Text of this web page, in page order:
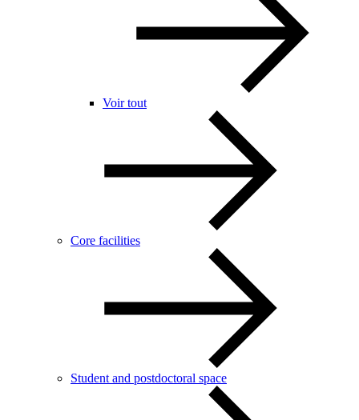
Voir tout
Core facilities
Student and postdoctoral space